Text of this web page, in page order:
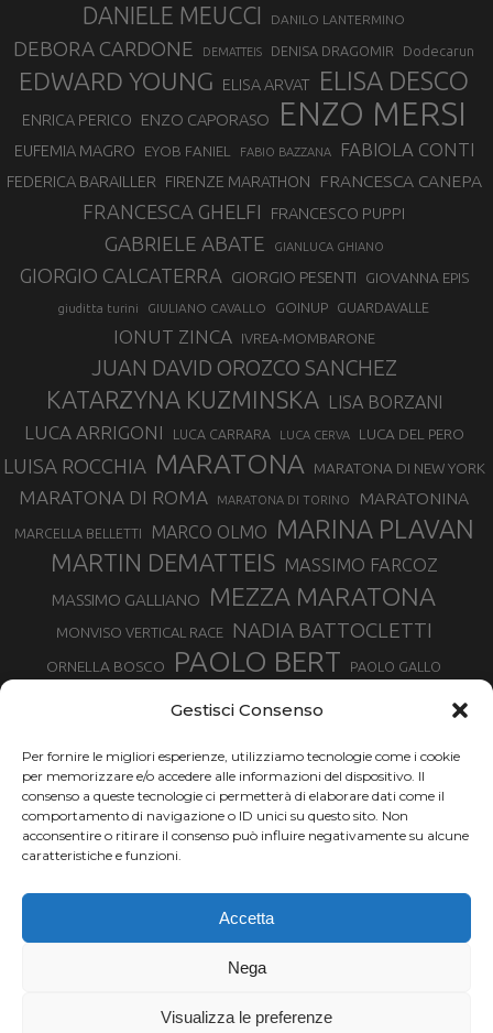
Gestisci Consenso
Per fornire le migliori esperienze, utilizziamo tecnologie come i cookie
per memorizzare e/o accedere alle informazioni del dispositivo. Il
consenso a queste tecnologie ci permetterà di elaborare dati come il
comportamento di navigazione o ID unici su questo sito. Non
acconsentire o ritirare il consenso può influire negativamente su alcune
caratteristiche e funzioni.
Accetta
Nega
Visualizza le preferenze
DANIELE MEUCCI DANILO LANTERMINO
DEBORA CARDONE DEMATTEIS DENISA DRAGOMIR Dodecarun
EDWARD YOUNG ELISA ARVAT ELISA DESCO
ENRICA PERICO ENZO CAPORASO ENZO MERSI
EUFEMIA MAGRO EYOB FANIEL FABIO BAZZANA FABIOLA CONTI
FEDERICA BARAILLER FIRENZE MARATHON FRANCESCA CANEPA
FRANCESCA GHELFI FRANCESCO PUPPI
GABRIELE ABATE GIANLUCA GHIANO
GIORGIO CALCATERRA GIORGIO PESENTI GIOVANNA EPIS
giuditta turini GIULIANO CAVALLO GOINUP GUARDAVALLE
IONUT ZINCA IVREA-MOMBARONE
JUAN DAVID OROZCO SANCHEZ
KATARZYNA KUZMINSKA LISA BORZANI
LUCA ARRIGONI LUCA CARRARA LUCA CERVA LUCA DEL PERO
LUISA ROCCHIA MARATONA MARATONA DI NEW YORK
MARATONA DI ROMA MARATONA DI TORINO MARATONINA
MARCELLA BELLETTI MARCO OLMO MARINA PLAVAN
MARTIN DEMATTEIS MASSIMO FARCOZ
MASSIMO GALLIANO MEZZA MARATONA
MONVISO VERTICAL RACE NADIA BATTOCLETTI
ORNELLA BOSCO PAOLO BERT PAOLO GALLO
SILVIA SERAFINI SONIA GLAREY TAVAGNASCO TOR DES GEANTS
TOUR MONVISO TRAIL TRAIL MONTE CASTO TROFEO KIMA
TURIN MARATHON URBAN ZEMMER VAL DI FASSA RUNNING
VALENTINA BELOTTI
VENICE MARATHON
XAVIER CHEVRIER
YEMAN CRIPPA
Chi siamo | Termini d'uso | Privacy |